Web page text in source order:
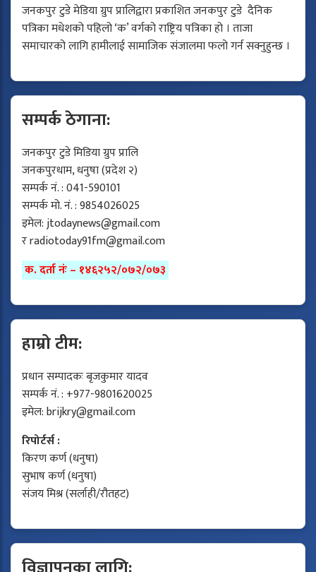
जनकपुर टुडे मेडिया ग्रुप प्रालिद्वारा प्रकाशित जनकपुर टुडे दैनिक
पत्रिका मधेशको पहिलो ‘क’ वर्गको राष्ट्रिय पत्रिका हो । ताजा
समाचारको लागि हामीलाई सामाजिक संजालमा फलो गर्न सक्नुहुन्छ ।
सम्पर्क ठेगाना:
जनकपुर टुडे मिडिया ग्रुप प्रालि
जनकपुरधाम, धनुषा (प्रदेश २)
सम्पर्क नं. : 041-590101
सम्पर्क मो. नं. : 9854026025
इमेल:jtodaynews@gmail.com
रradiotoday91fm@gmail.com
क. दर्ता नंः – १४६२५२/०७२/०७३
हाम्रो टीम:
प्रधान सम्पादकः बृजकुमार यादव
सम्पर्क नं. : +977-9801620025
इमेल:brijkry@gmail.com
रिपोर्टर्स :
किरण कर्ण (धनुषा)
सुभाष कर्ण (धनुषा)
संजय मिश्र (सर्लाही/रौतहट)